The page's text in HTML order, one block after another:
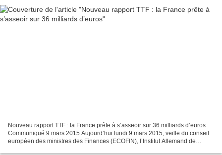
Nouveau rapport TTF : la France prête à s’asseoir sur 36 milliards d’euros
Communiqué 9 mars 2015 Aujourd’hui lundi 9 mars 2015, veille du conseil
européen des ministres des Finances (ECOFIN), l’Institut Allemand de